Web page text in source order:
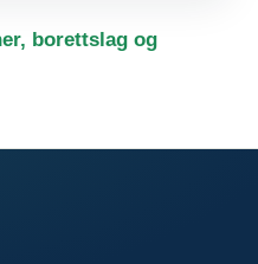
borettslag og